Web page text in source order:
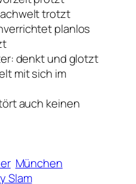
trotzt
planlos
denkt und glotzt
mit sich im
auch keinen
München
Slam